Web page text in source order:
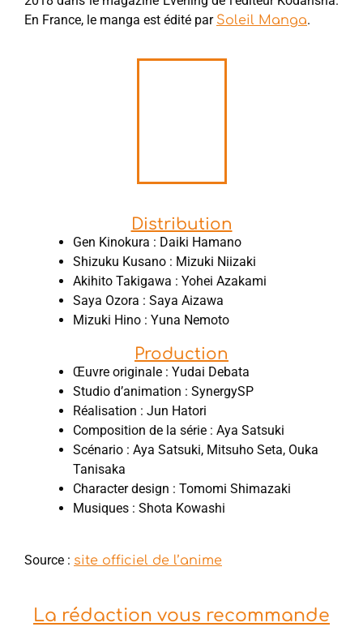
En France, le manga est édité par Soleil Manga.
Distribution
Gen Kinokura : Daiki Hamano
Shizuku Kusano : Mizuki Niizaki
Akihito Takigawa : Yohei Azakami
Saya ‌Ozora : Saya ‌Aizawa
Mizuki ‌Hino : Yuna ‌Nemoto
Production
Œuvre originale : Yudai Debata
Studio d’animation : SynergySP
Réalisation : Jun Hatori
Composition de la série : Aya Satsuki
Scénario : Aya Satsuki, Mitsuho Seta, Ouka
Tanisaka
Character design : Tomomi Shimazaki
Musiques : Shota Kowashi
Source : site officiel de l’anime
La rédaction vous recommande